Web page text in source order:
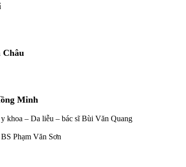
Châu
Minh
khoa – Da liễu – bác sĩ Bùi Văn Quang
Phạm Văn Sơn